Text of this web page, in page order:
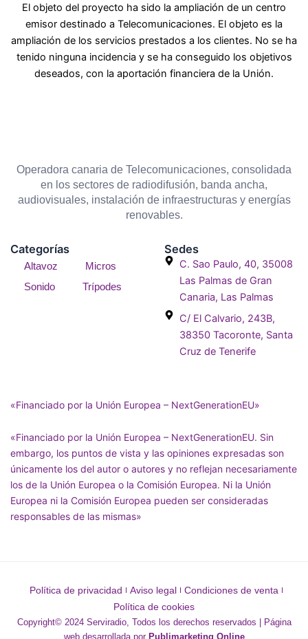
El objeto del proyecto ha sido la ampliación de un centro
emisor destinado a Telecomunicaciones. El objeto es la
ampliación de los servicios prestados a los clientes. No se ha
tenido ninguna incidencia y se ha conseguido los objetivos
deseados, con la aportación financiera de la Unión.
Operadora canaria de Telecomunicaciones, consolidada
en los sectores de radiodifusión, banda ancha,
audiovisuales, instalación de infraestructuras y energías
renovables.
Categorías
Altavoz
Micros
Sonido
Trípodes
Sedes
C. Sao Paulo, 40, 35008
Las Palmas de Gran
Canaria, Las Palmas
C/ El Calvario, 243B,
38350 Tacoronte, Santa
Cruz de Tenerife
«Financiado por la Unión Europea – NextGenerationEU»
«Financiado por la Unión Europea – NextGenerationEU. Sin
embargo, los puntos de vista y las opiniones expresadas son
únicamente los del autor o autores y no reflejan necesariamente
los de la Unión Europea o la Comisión Europea. Ni la Unión
Europea ni la Comisión Europea pueden ser consideradas
responsables de las mismas»
Política de privacidad Aviso legal
Condiciones de venta
Política de cookies
Copyright© 2024 Serviradio, Todos los derechos reservados | Página
web desarrollada por Publimarketing Online